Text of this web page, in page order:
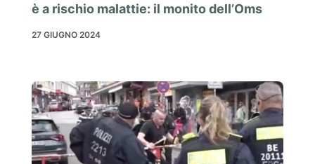
è a rischio malattie: il monito dell’Oms
27 GIUGNO 2024